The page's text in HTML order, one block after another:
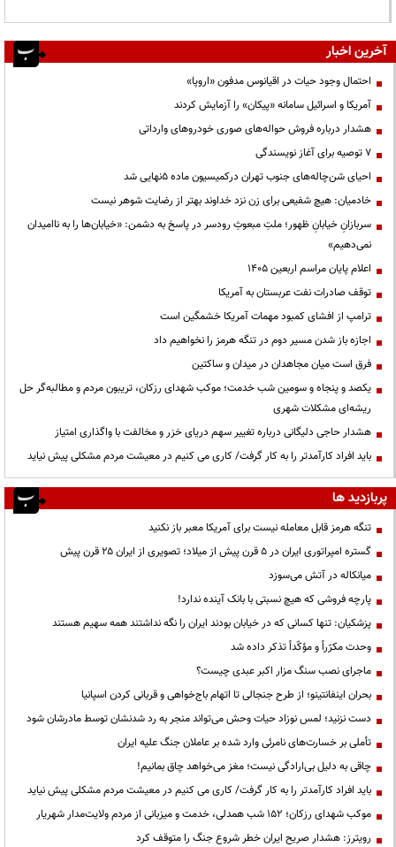
آخرین اخبار
احتمال وجود حیات در اقیانوس مدفون «اروپا»
آمریکا و اسرائیل سامانه «پیکان» را آزمایش کردند
هشدار درباره فروش حواله‌های صوری خودروهای وارداتی
۷ توصیه برای آغاز نویسندگی
احیای شن‌چاله‌های جنوب تهران درکمیسیون ماده ۵نهایی شد
خادمیان: هیچ شفیعی برای زن نزد خداوند بهتر از رضایت شوهر نیست
سربازانِ خیابانِ ظهور؛ ملتِ مبعوثِ رودسر در پاسخ به دشمن: «خیابان‌ها را به ناامیدان
نمی‌دهیم»
اعلام پایان مراسم اربعین ۱۴۰۵
توقف صادرات نفت عربستان به آمریکا
ترامپ از افشای کمبود مهمات آمریکا خشمگین است
اجازه باز شدن مسیر دوم در تنگه هرمز را نخواهیم داد
فرق است میان مجاهدان در میدان و ساکتین
یکصد و پنجاه و سومین شب خدمت؛ موکب شهدای رزکان، تریبون مردم و مطالبه‌گر حل
ریشه‌ای مشکلات شهری
هشدار حاجی دلیگانی درباره تغییر سهم دریای خزر و مخالفت با واگذاری امتیاز
باید افراد کارآمدتر را به کار گرفت/ کاری می کنیم در معیشت مردم مشکلی پیش نیاید
پربازدید ها
تنگه هرمز قابل معامله نیست برای آمریکا معبر باز نکنید
گستره امپراتوری ایران در ۵ قرن پیش از میلاد؛ تصویری از ایران ۲۵ قرن پیش
میانکاله در آتش می‌سوزد
پارچه فروشی که هیچ نسبتی با بانک آینده ندارد!
پزشکیان: تنها کسانی که در خیابان بودند ایران را نگه نداشتند همه سهیم هستند
وحدت مکرّراً و مؤکّداً تذکر داده شد
ماجرای نصب سنگ مزار اکبر عبدی چیست؟
بحران اینفانتینو؛ از طرح جنجالی تا اتهام باج‌خواهی و قربانی کردن اسپانیا
دست نزنید؛ لمس نوزاد حیات وحش می‌تواند منجر به رد شدنشان توسط مادرشان شود
تأملی بر خسارت‌های نامرئی وارد شده بر عاملان جنگ علیه ایران
چاقی به دلیل بی‌ارادگی نیست؛ مغز می‌خواهد چاق بمانیم!
باید افراد کارآمدتر را به کار گرفت/ کاری می کنیم در معیشت مردم مشکلی پیش نیاید
موکب شهدای رزکان؛ ۱۵۲ شب همدلی، خدمت و میزبانی از مردم ولایت‌مدار شهریار
رویترز: هشدار صریح ایران خطر شروع جنگ را متوقف کرد